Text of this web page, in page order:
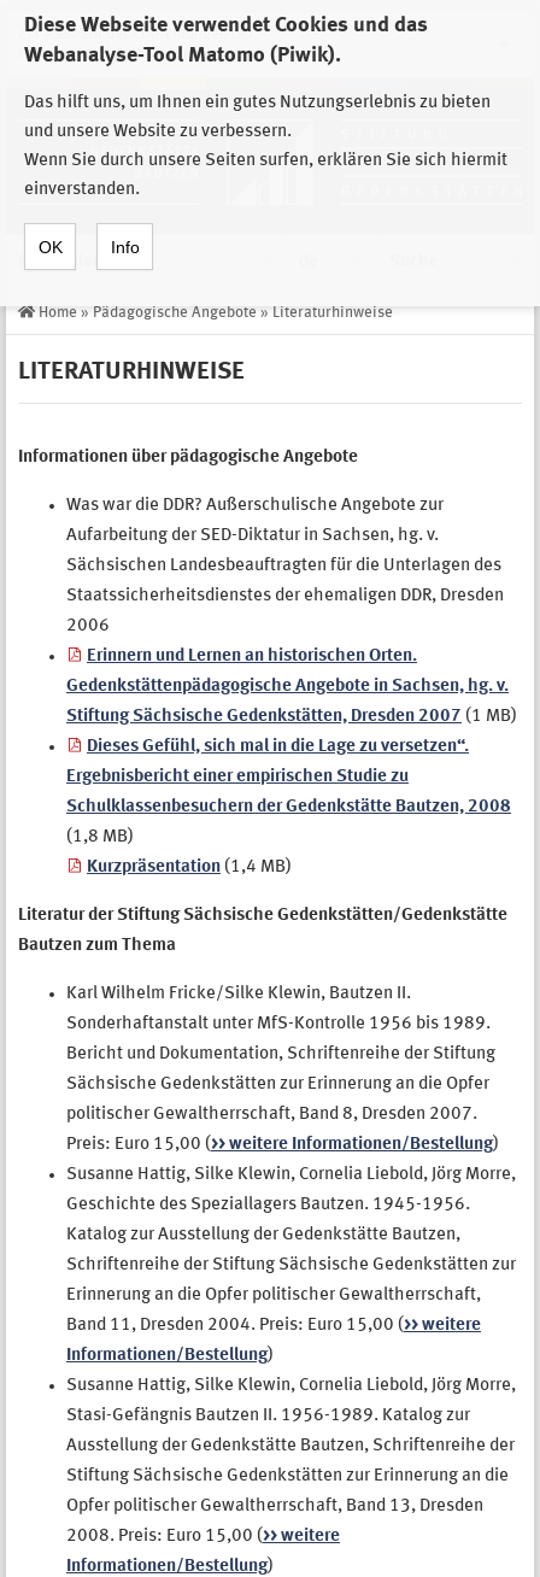
Diese Webseite verwendet Cookies und das
Webanalyse-Tool Matomo (Piwik).
Das hilft uns, um Ihnen ein gutes Nutzungserlebnis zu bieten
und unsere Website zu verbessern.
Wenn Sie durch unsere Seiten surfen, erklären Sie sich hiermit
einverstanden.
OK Info
Zur Auswahl der Einrichtungen der
Stiftung Sächsische Gedenkstätten
Home » Pädagogische Angebote » Literaturhinweise
LITERATURHINWEISE
Informationen über pädagogische Angebote
Was war die DDR? Außerschulische Angebote zur
Aufarbeitung der SED-Diktatur in Sachsen, hg. v.
Sächsischen Landesbeauftragten für die Unterlagen des
Staatssicherheitsdienstes der ehemaligen DDR, Dresden
2006
Erinnern und Lernen an historischen Orten.
Gedenkstättenpädagogische Angebote in Sachsen, hg. v.
Stiftung Sächsische Gedenkstätten, Dresden 2007 (1 MB)
Dieses Gefühl, sich mal in die Lage zu versetzen“.
Ergebnisbericht einer empirischen Studie zu
Schulklassenbesuchern der Gedenkstätte Bautzen, 2008
(1,8 MB)
Kurzpräsentation (1,4 MB)
Literatur der Stiftung Sächsische Gedenkstätten/Gedenkstätte
Bautzen zum Thema
Karl Wilhelm Fricke/Silke Klewin, Bautzen II.
Sonderhaftanstalt unter MfS-Kontrolle 1956 bis 1989.
Bericht und Dokumentation, Schriftenreihe der Stiftung
Sächsische Gedenkstätten zur Erinnerung an die Opfer
politischer Gewaltherrschaft, Band 8, Dresden 2007.
Preis: Euro 15,00 (>> weitere Informationen/Bestellung)
Susanne Hattig, Silke Klewin, Cornelia Liebold, Jörg Morre,
Geschichte des Speziallagers Bautzen. 1945-1956.
Katalog zur Ausstellung der Gedenkstätte Bautzen,
Schriftenreihe der Stiftung Sächsische Gedenkstätten zur
Erinnerung an die Opfer politischer Gewaltherrschaft,
Band 11, Dresden 2004. Preis: Euro 15,00 (>> weitere
Informationen/Bestellung)
Susanne Hattig, Silke Klewin, Cornelia Liebold, Jörg Morre,
Stasi-Gefängnis Bautzen II. 1956-1989. Katalog zur
Ausstellung der Gedenkstätte Bautzen, Schriftenreihe der
Stiftung Sächsische Gedenkstätten zur Erinnerung an die
Opfer politischer Gewaltherrschaft, Band 13, Dresden
2008. Preis: Euro 15,00 (>> weitere
Informationen/Bestellung)